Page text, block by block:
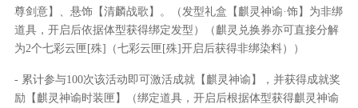
尊剑意】、悬饰【清麟战歌】。（发型礼盒【麒灵神谕·饰】为非绑
道具，开启后依据体型获得绑定发型）（麒灵兑换券亦可直接分解
为2个七彩云匣[殊]（七彩云匣[殊]开启后获得非绑染料））
- 累计参与100次该活动即可激活成就【麒灵神谕】，并获得成就奖
励【麒灵神谕时装匣】（绑定道具，开启后根据体型获得麒灵神谕